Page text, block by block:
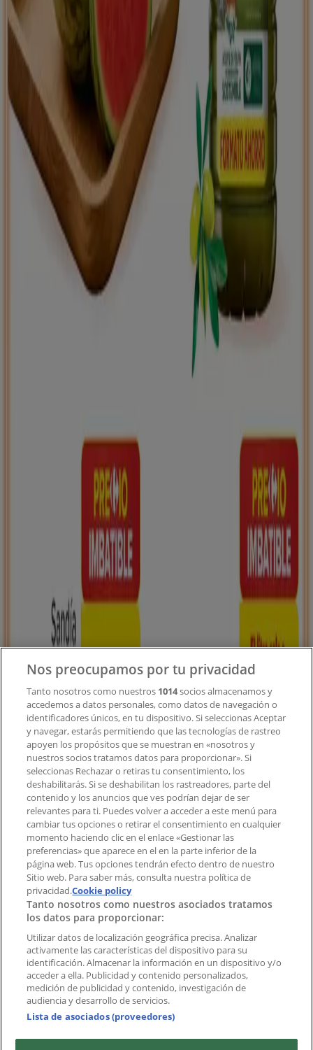
Publicidad
Tiendeo forma parte de Shopfully, la empresa
tecnológica que está reinventando las compras locales
en todo el mundo.
¿Qué hacemos?
Soluciones para empresas
Noticias y prensa
Trabaja con nosotros
Contacto
Contacto comercial y de marketing
Tienda mal colocada en el mapa
Notificar un folleto
¿Encontraste un problema en la web o en la
aplicación?
Índices
Marcas
Negocios
Negocios cercanos
Productos
Ciudades
Descargar la APP Tiendeo
Nos preocupamos por tu privacidad
Tanto nosotros como nuestros 1014socios almacenamos y
accedemos a datos personales, como datos de navegación o
identificadores únicos, en tu dispositivo. Si seleccionas Aceptar
y navegar, estarás permitiendo que las tecnologías de rastreo
apoyen los propósitos que se muestran en «nosotros y
nuestros socios tratamos datos para proporcionar». Si
seleccionas Rechazar o retiras tu consentimiento, los
deshabilitarás. Si se deshabilitan los rastreadores, parte del
contenido y los anuncios que ves podrían dejar de ser
relevantes para ti. Puedes volver a acceder a este menú para
cambiar tus opciones o retirar el consentimiento en cualquier
momento haciendo clic en el enlace «Gestionar las
preferencias» que aparece en el en la parte inferior de la
página web. Tus opciones tendrán efecto dentro de nuestro
Sitio web. Para saber más, consulta nuestra política de
privacidad.Cookie policy
Tanto nosotros como nuestros asociados tratamos
los datos para proporcionar:
Utilizar datos de localización geográfica precisa. Analizar
activamente las características del dispositivo para su
identificación. Almacenar la información en un dispositivo y/o
acceder a ella. Publicidad y contenido personalizados,
medición de publicidad y contenido, investigación de
audiencia y desarrollo de servicios.
Lista de asociados (proveedores)